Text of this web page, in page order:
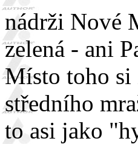
nádrži Nové
zelená - ani
Místo toho si
středního
to asi jako